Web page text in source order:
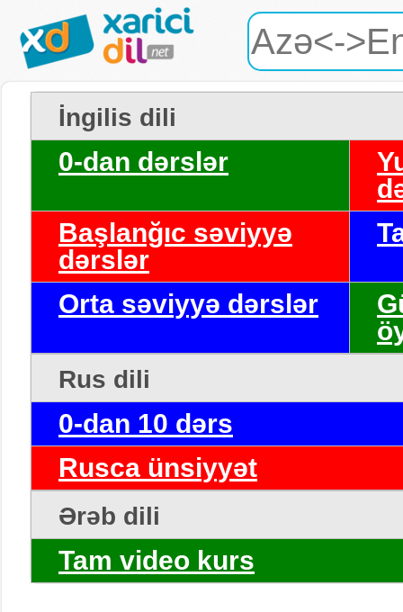
İngilis dili
0-dan dərslər
Başlanğıc səviyyə
dərslər
Orta səviyyə dərslər
Rus dili
0-dan 10 dərs
Rusca ünsiyyət
Ərəb dili
Tam video kurs